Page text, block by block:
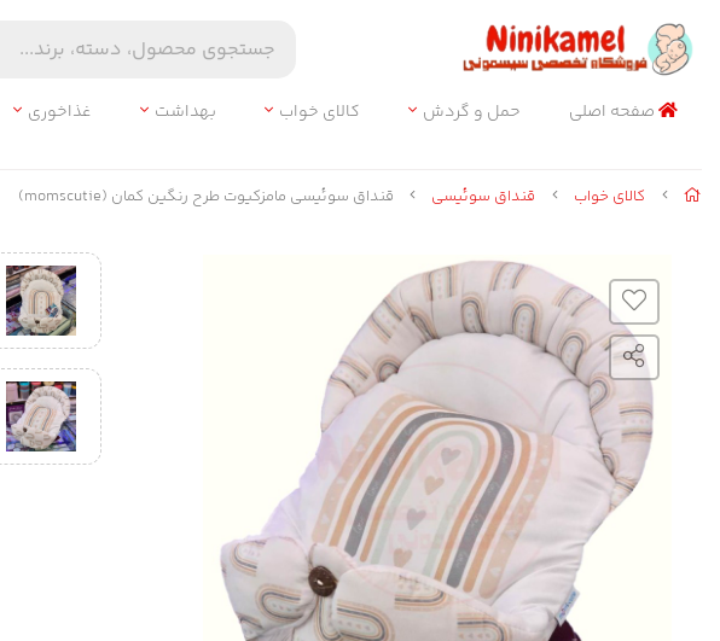
صفحه اصلی حمل و گردش کالای خواب بهداشت غذاخوری
کالای خواب قنداق سوئیسی قنداق سوئیسی مامزکیوت طرح رنگین کمان (momscutie)